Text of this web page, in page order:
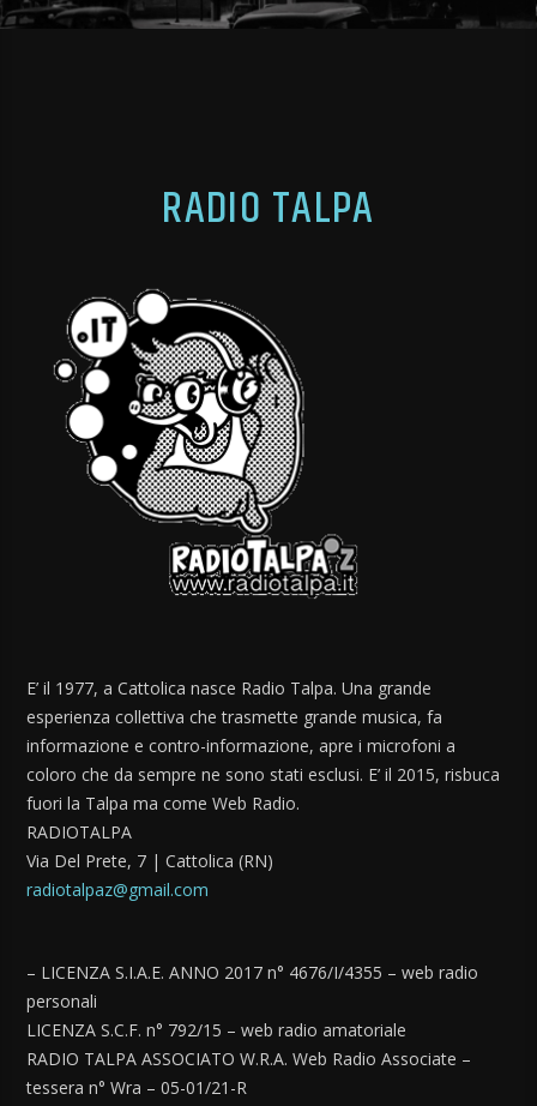
RADIO TALPA
E’ il 1977, a Cattolica nasce Radio Talpa. Una grande
esperienza collettiva che trasmette grande musica, fa
informazione e contro-informazione, apre i microfoni a
coloro che da sempre ne sono stati esclusi. E’ il 2015, risbuca
fuori la Talpa ma come Web Radio.
RADIOTALPA
Via Del Prete, 7 | Cattolica (RN)
radiotalpaz@gmail.com
– LICENZA S.I.A.E. ANNO 2017 n° 4676/I/4355 – web radio
personali
LICENZA S.C.F. n° 792/15 – web radio amatoriale
RADIO TALPA ASSOCIATO W.R.A. Web Radio Associate –
tessera n° Wra – 05-01/21-R